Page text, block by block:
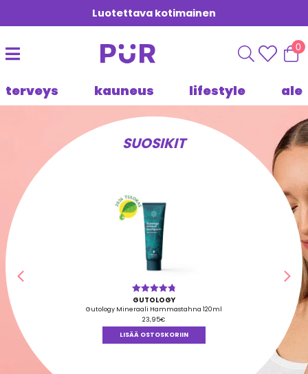
Luotettava kotimainen
0
terveys kauneus lifestyle ale
SUOSIKIT
Arvostelu
tuotteesta:
4.84/ 5
GUTOLOGY
Gutology Mineraali Hammastahna 120ml
23,95€
LISÄÄ OSTOSKORIIN
Edellinen